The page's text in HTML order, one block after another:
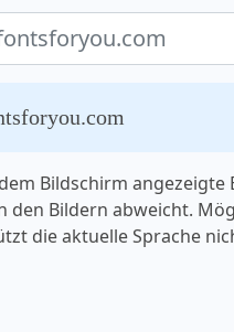
Bildschirm
den Bildern abweicht.
die aktuelle Sprache